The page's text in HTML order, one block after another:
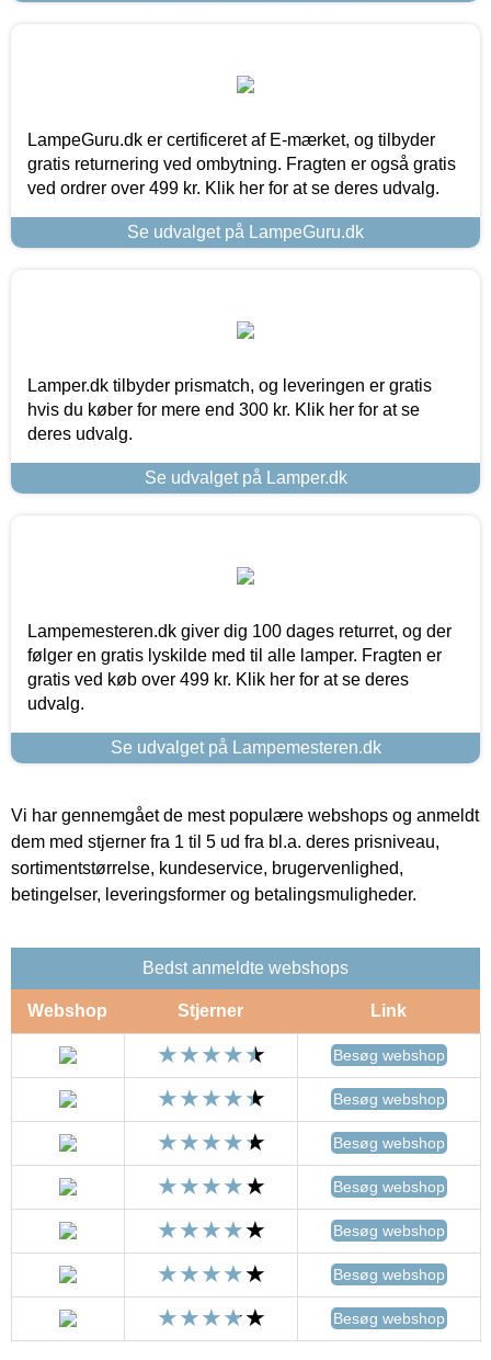
LampeGuru.dk er certificeret af E-mærket, og tilbyder
gratis returnering ved ombytning. Fragten er også gratis
ved ordrer over 499 kr. Klik her for at se deres udvalg.
Se udvalget på LampeGuru.dk
Lamper.dk tilbyder prismatch, og leveringen er gratis
hvis du køber for mere end 300 kr. Klik her for at se
deres udvalg.
Se udvalget på Lamper.dk
Lampemesteren.dk giver dig 100 dages returret, og der
følger en gratis lyskilde med til alle lamper. Fragten er
gratis ved køb over 499 kr. Klik her for at se deres
udvalg.
Se udvalget på Lampemesteren.dk
Vi har gennemgået de mest populære webshops og anmeldt
dem med stjerner fra 1 til 5 ud fra bl.a. deres prisniveau,
sortimentstørrelse, kundeservice, brugervenlighed,
betingelser, leveringsformer og betalingsmuligheder.
Bedst anmeldte webshops
Webshop Stjerner Link
Besøg webshop
Besøg webshop
Besøg webshop
Besøg webshop
Besøg webshop
Besøg webshop
Besøg webshop